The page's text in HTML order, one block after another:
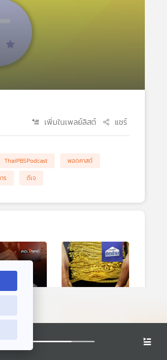
เพิ่มในเพลย์ลิสต์ แชร์
ThaiPBSPodcast
พอดคาสต์
ร ดีเจ
ชำแหละ "กล
มแลก" เสี่ยง
EP. 743: มีทองแต่
กับขายขาดแบบไหน
เศรษฐกิจติดบ้าน